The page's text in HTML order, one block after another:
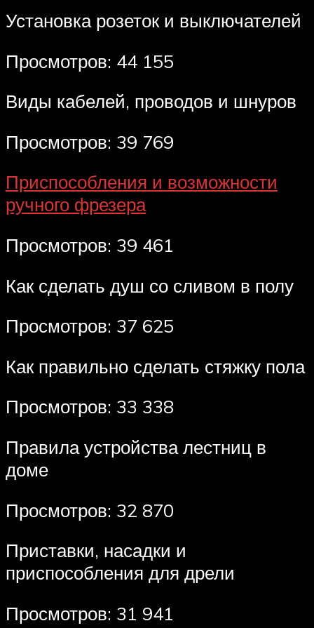
Установка розеток и выключателей
Просмотров: 44 155
Виды кабелей, проводов и шнуров
Просмотров: 39 769
Приспособления и возможности
ручного фрезера
Просмотров: 39 461
Как сделать душ со сливом в полу
Просмотров: 37 625
Как правильно сделать стяжку пола
Просмотров: 33 338
Правила устройства лестниц в
доме
Просмотров: 32 870
Приставки, насадки и
приспособления для дрели
Просмотров: 31 941